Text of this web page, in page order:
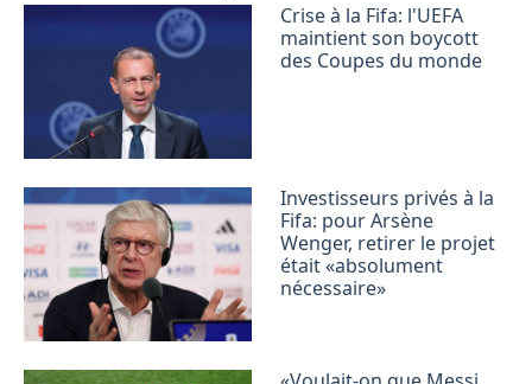
Crise à la Fifa: l'UEFA
maintient son boycott
des Coupes du monde
Investisseurs privés à la
Fifa: pour Arsène
Wenger, retirer le projet
était «absolument
nécessaire»